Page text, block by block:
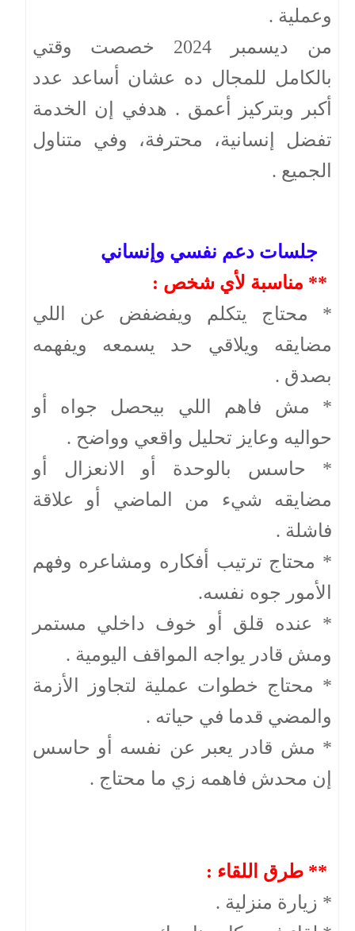
وعملية .
من ديسمبر 2024 خصصت وقتي
بالكامل للمجال ده عشان أساعد عدد
أكبر وبتركيز أعمق . هدفي إن الخدمة
تفضل إنسانية، محترفة، وفي متناول
الجميع .
جلسات دعم نفسي وإنساني
** مناسبة لأي شخص :
* محتاج يتكلم ويفضفض عن اللي
مضايقه ويلاقي حد يسمعه ويفهمه
بصدق .
* مش فاهم اللي بيحصل جواه أو
حواليه وعايز تحليل واقعي وواضح .
* حاسس بالوحدة أو الانعزال أو
مضايقه شيء من الماضي أو علاقة
فاشلة .
* محتاج ترتيب أفكاره ومشاعره وفهم
الأمور جوه نفسه.
* عنده قلق أو خوف داخلي مستمر
ومش قادر يواجه المواقف اليومية .
* محتاج خطوات عملية لتجاوز الأزمة
والمضي قدما في حياته .
* مش قادر يعبر عن نفسه أو حاسس
إن محدش فاهمه زي ما محتاج .
** طرق اللقاء :
* زيارة منزلية .